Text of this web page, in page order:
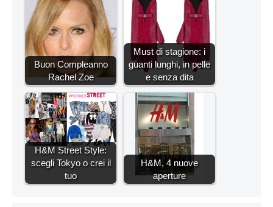
Buon Compleanno
Rachel Zoe
Must di stagione: i
guanti lunghi, in pelle
e senza dita
H&M Street Style:
scegli Tokyo o crei il
tuo
H&M, 4 nuove
aperture